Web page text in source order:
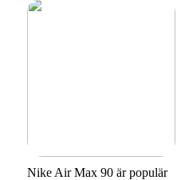
Nike Air Max 90 är populär